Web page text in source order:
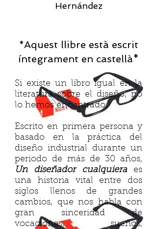
Hernández
*​Aquest llibre està escrit
íntegrament en castellà*
Si existe un libro igual en la
literatura sobre el diseño, no
lo hemos encontrado.
Escrito en primera persona y
basado en la práctica del
diseño industrial durante un
periodo de más de 30 años,
Un diseñador cualquiera es
una historia vital entre dos
siglos llenos de grandes
cambios, que nos habla con
gran sinceridad de
vocaciones, sueños,